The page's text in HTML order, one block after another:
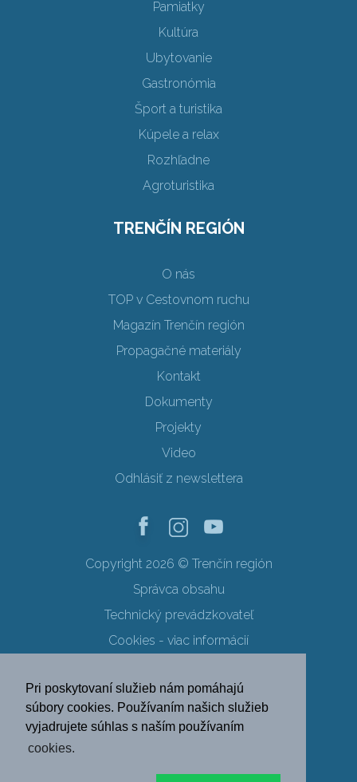
Pri poskytovaní služieb nám pomáhajú
súbory cookies. Používaním našich služieb
vyjadrujete súhlas s naším používaním
cookies.
Pamiatky
Kultúra
Ubytovanie
Gastronómia
Šport a turistika
Kúpele a relax
Rozhľadne
Agroturistika
TRENČÍN REGIÓN
O nás
TOP v Cestovnom ruchu
Magazín Trenčín región
Propagačné materiály
Kontakt
Dokumenty
Projekty
Video
Odhlásiť z newslettera
Copyright 2026 © Trenčín región
Správca obsahu
Technický prevádzkovateľ
Cookies - viac informácií
Ochrana osobných údajov
SK EN DE
PL